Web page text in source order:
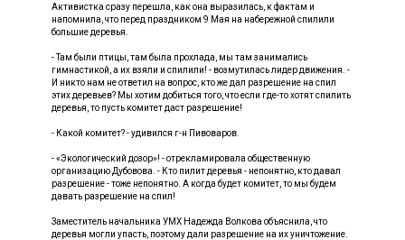
Активистка сразу перешла, как она выразилась, к фактам и
напомнила, что перед праздником 9 Мая на набережной спилили
большие деревья.
- Там были птицы, там была прохлада, мы там занимались
гимнастикой, а их взяли и спилили! - возмутилась лидер движения. -
И никто нам не ответил на вопрос, кто же дал разрешение на спил
этих деревьев? Мы хотим добиться того, что если где-то хотят спилить
деревья, то пусть комитет даст разрешение!
- Какой комитет? - удивился г-н Пивоваров.
- «Экологический дозор»! - отрекламировала общественную
организацию Дубовова. - Кто пилит деревья - непонятно, кто давал
разрешение - тоже непонятно. А когда будет комитет, то мы будем
давать разрешение на спил!
Заместитель начальника УМХ Надежда Волкова объяснила, что
деревья могли упасть, поэтому дали разрешение на их уничтожение.